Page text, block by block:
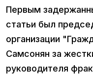
Первым
статьи был
организации
Самсонян за
руководителя